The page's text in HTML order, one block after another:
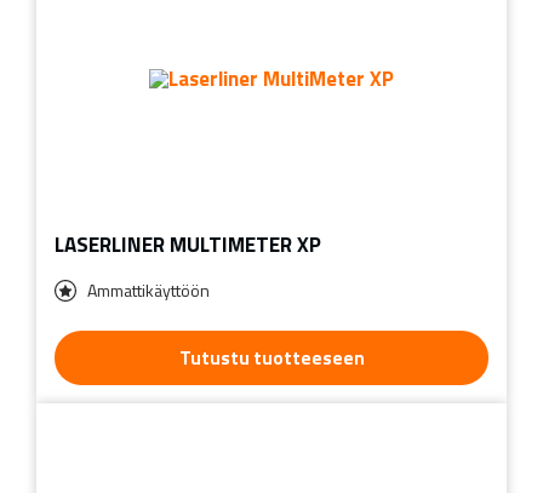
LASERLINER MULTIMETER XP
Ammattikäyttöön
Tutustu tuotteeseen